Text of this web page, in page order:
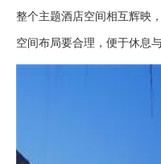
整个主题酒店空间相互辉映
空间布局要合理，便于休息